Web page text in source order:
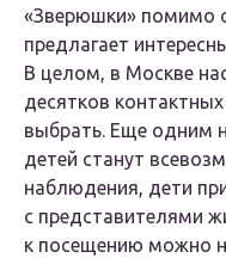
«Зверюшки» помимо
предлагает
В целом, в Москве
десятков
выбрать. Еще одним
детей станут
наблюдения, дети
с представителями
к посещению можно